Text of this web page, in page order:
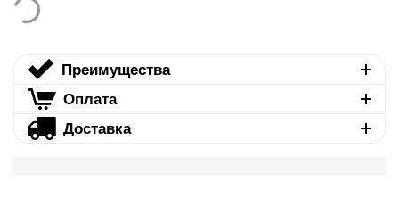
Преимущества
Оплата
Доставка